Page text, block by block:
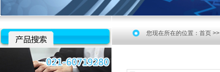
您现在所在的位置： 首页